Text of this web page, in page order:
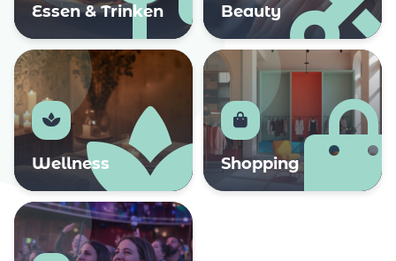
Essen & Trinken Beauty
Wellness Shopping